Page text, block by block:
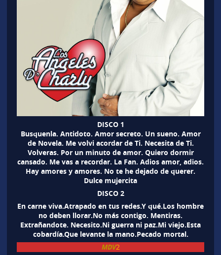
DISCO 1
Busquenla. Antidoto. Amor secreto. Un sueno. Amor
de Novela. Me volvi acordar de Ti. Necesita de Ti.
Volveras. Por un minuto de amor. Quiero dormir
cansado. Me vas a recordar. La Fan. Adios amor, adios.
Hay amores y amores. No te he dejado de querer.
Dulce mujercita
DISCO 2
En carne viva.Atrapado en tus redes.Y qué.Los hombre
no deben llorar.No más contigo. Mentiras.
Extrañandote. Necesito.Ni guerra ni paz.Mi viejo.Esta
cobardía.Que levante la mano.Pecado mortal.
MDV2